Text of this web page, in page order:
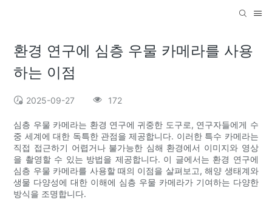
환경 연구에 심층 우물 카메라를 사용
하는 이점
2025-09-27 172
심층 우물 카메라는 환경 연구에 귀중한 도구로, 연구자들에게 수
중 세계에 대한 독특한 관점을 제공합니다. 이러한 특수 카메라는
직접 접근하기 어렵거나 불가능한 심해 환경에서 이미지와 영상
을 촬영할 수 있는 방법을 제공합니다. 이 글에서는 환경 연구에
심층 우물 카메라를 사용할 때의 이점을 살펴보고, 해양 생태계와
생물 다양성에 대한 이해에 심층 우물 카메라가 기여하는 다양한
방식을 조명합니다.